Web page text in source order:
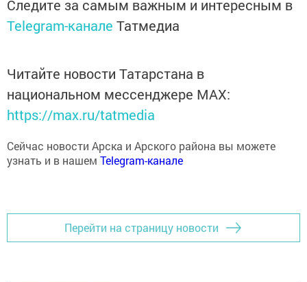
Telegram-каналеТатмедиа
Читайте новости Татарстана в
национальном мессенджере MАХ:
https://max.ru/tatmedia
узнать и в нашемTelegram-канале
Перейти на страницу новости